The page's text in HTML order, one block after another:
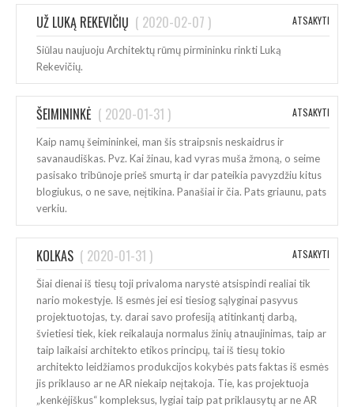
UŽ LUKĄ REKEVIČIŲ ( 2020-02-07 ) ATSAKYTI
Siūlau naujuoju Architektų rūmų pirmininku rinkti Luką
Rekevičių.
ŠEIMININKĖ ( 2020-01-31 ) ATSAKYTI
Kaip namų šeimininkei, man šis straipsnis neskaidrus ir
savanaudiškas. Pvz. Kai žinau, kad vyras muša žmoną, o seime
pasisako tribūnoje prieš smurtą ir dar pateikia pavyzdžiu kitus
blogiukus, o ne save, neįtikina. Panašiai ir čia. Pats griaunu, pats
verkiu.
KOLKAS ( 2020-01-31 ) ATSAKYTI
Šiai dienai iš tiesų toji privaloma narystė atsispindi realiai tik
nario mokestyje. Iš esmės jei esi tiesiog sąlyginai pasyvus
projektuotojas, t.y. darai savo profesiją atitinkantį darbą,
švietiesi tiek, kiek reikalauja normalus žinių atnaujinimas, taip ar
taip laikaisi architekto etikos principų, tai iš tiesų tokio
architekto leidžiamos produkcijos kokybės pats faktas iš esmės
jis priklauso ar ne AR niekaip neįtakoja. Tie, kas projektuoja
„kenkėjiškus“ kompleksus, lygiai taip pat priklausytų ar ne AR